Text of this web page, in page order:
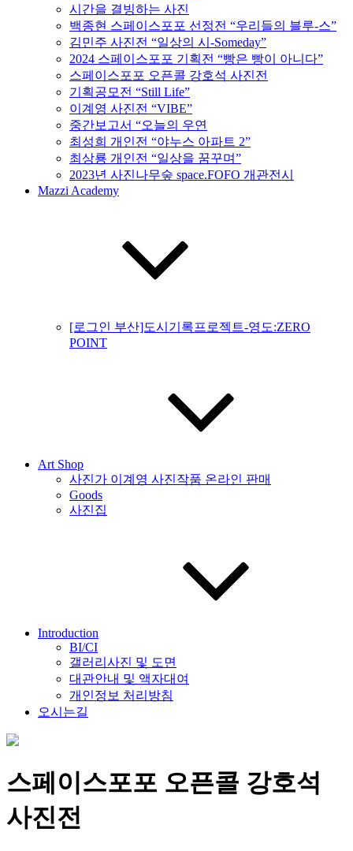
시간을 결빙하는 사진
백종현 스페이스포포 선정전 “우리들의 블루-스”
김민주 사진전 “일상의 시-Someday”
2024 스페이스포포 기획전 “빵은 빵이 아니다”
스페이스포포 오픈콜 강호석 사진전
기획공모전 “Still Life”
이계영 사진전 “VIBE”
중간보고서 “오늘의 우연
최성희 개인전 “야누스 아파트 2”
최상룡 개인전 “일상을 꿈꾸며”
2023년 사진나무숲 space.FOFO 개관전시
Mazzi Academy
[로그인 부산]도시기록프로젝트-영도:ZERO
POINT
Art Shop
사진가 이계영 사진작품 온라인 판매
Goods
사진집
Introduction
BI/CI
갤러리사진 및 도면
대관안내 및 액자대여
개인정보 처리방침
오시는길
스페이스포포 오픈콜 강호석
사진전